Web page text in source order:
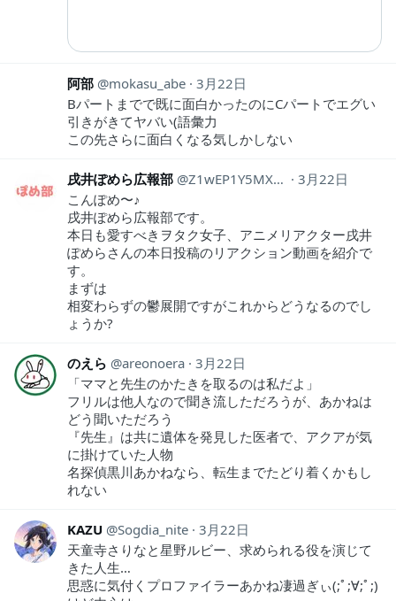
阿部 mokasu_abe 3月22日
Bパートまでで既に面白かったのにCパートでエグい
引きがきてヤバい(語彙力
この先さらに面白くなる気しかしない
戌井ぽめら広報部 Z1wEP1Y5MX28286
3月22日
こんぽめ〜♪
戌井ぽめら広報部です。
本日も愛すべきヲタク女子、アニメリアクター戌井
ぽめらさんの本日投稿のリアクション動画を紹介で
す。
まずは
相変わらずの鬱展開ですがこれからどうなるのでし
ょうか?
のえら areonoera 3月22日
「ママと先生のかたきを取るのは私だよ」
フリルは他人なので聞き流しただろうが、あかねは
どう聞いただろう
『先生』は共に遺体を発見した医者で、アクアが気
に掛けていた人物
名探偵黒川あかねなら、転生までたどり着くかもし
れない
KAZU Sogdia_nite 3月22日
天童寺さりなと星野ルビー、求められる役を演じて
きた人生…
思惑に気付くプロファイラーあかね凄過ぎぃ(;ﾟ;∀;ﾟ;)